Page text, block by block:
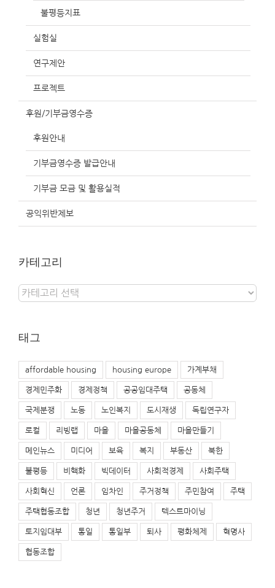
불평등지표
실험실
연구제안
프로젝트
후원/기부금영수증
후원안내
기부금영수증 발급안내
기부금 모금 및 활용실적
공익위반제보
카테고리
카
테
태그
affordable housing housing europe 가계부채
경제민주화 경제정책 공공임대주택 공동체
국제분쟁 노동 노인복지 도시재생 독립연구자
로컬 리빙랩 마을 마을공동체 마을만들기
메인뉴스 미디어 보육 복지 부동산 북한
불평등 비핵화 빅데이터 사회적경제 사회주택
사회혁신 언론 임차인 주거정책 주민참여 주택
주택협동조합 청년 청년주거 텍스트마이닝
토지임대부 통일 통일부 퇴사 평화체제 혁명사
협동조합